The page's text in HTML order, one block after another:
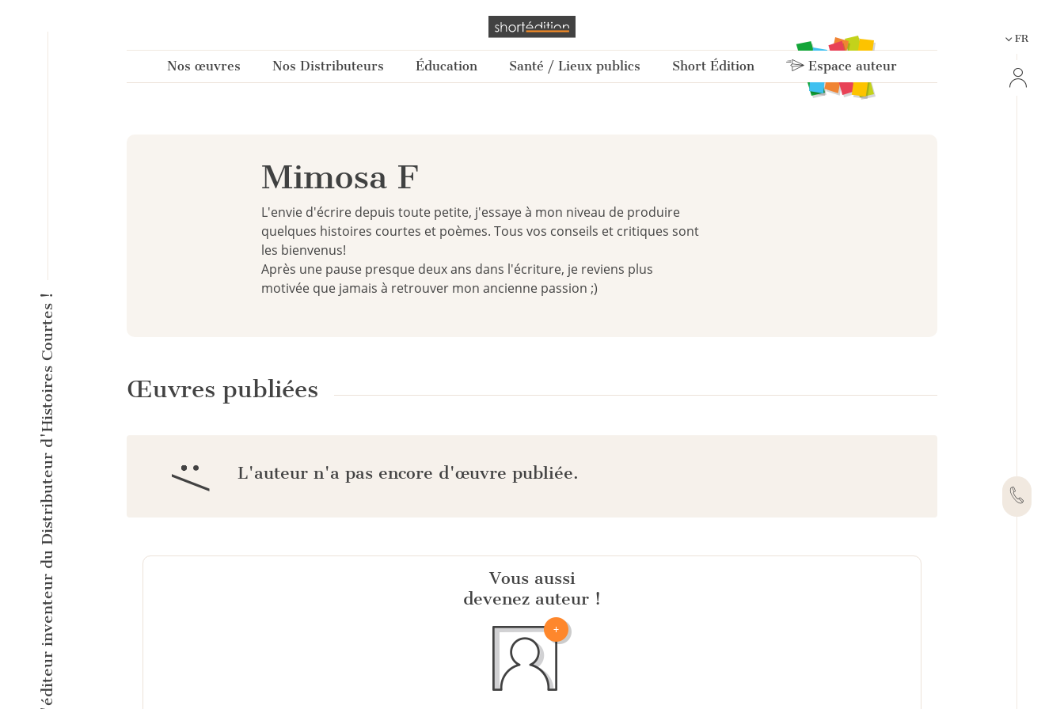
L'éditeur inventeur du Distributeur d'Histoires Courtes !
Nos œuvres Nos Distributeurs Éducation Santé / Lieux publics Short Édition Espace auteur
FR
Mimosa F
L'envie d'écrire depuis toute petite, j'essaye à mon niveau de produire
quelques histoires courtes et poèmes. Tous vos conseils et critiques sont
les bienvenus!
Après une pause presque deux ans dans l'écriture, je reviens plus
motivée que jamais à retrouver mon ancienne passion ;)
Œuvres publiées
:/ L'auteur n'a pas encore d'œuvre publiée.
Vous aussi
devenez auteur !